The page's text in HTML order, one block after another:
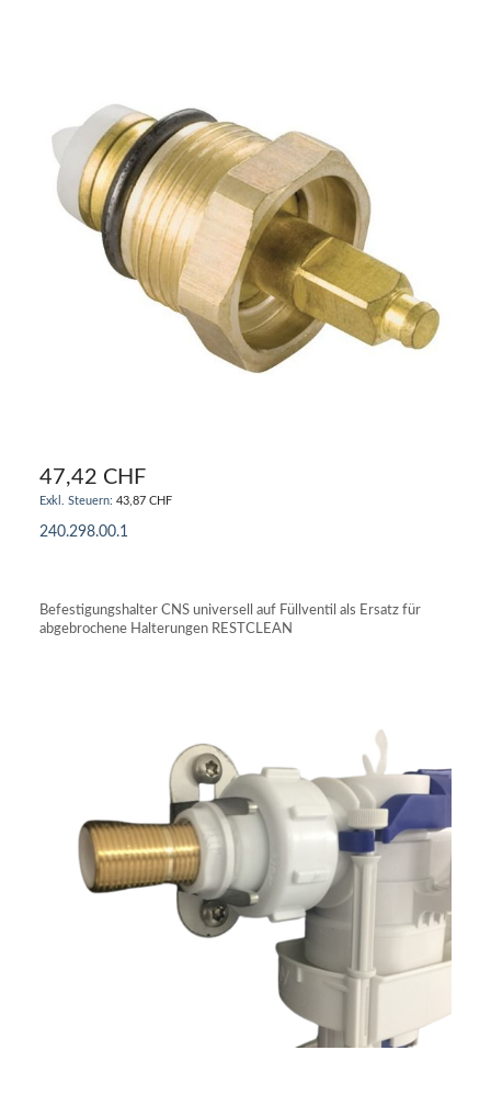
47,42 CHF
43,87 CHF
240.298.00.1
Befestigungshalter CNS universell auf Füllventil als Ersatz für
abgebrochene Halterungen RESTCLEAN